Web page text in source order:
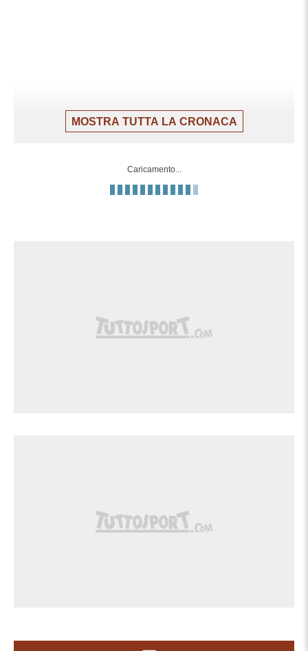
MOSTRA TUTTA LA CRONACA
Caricamento...